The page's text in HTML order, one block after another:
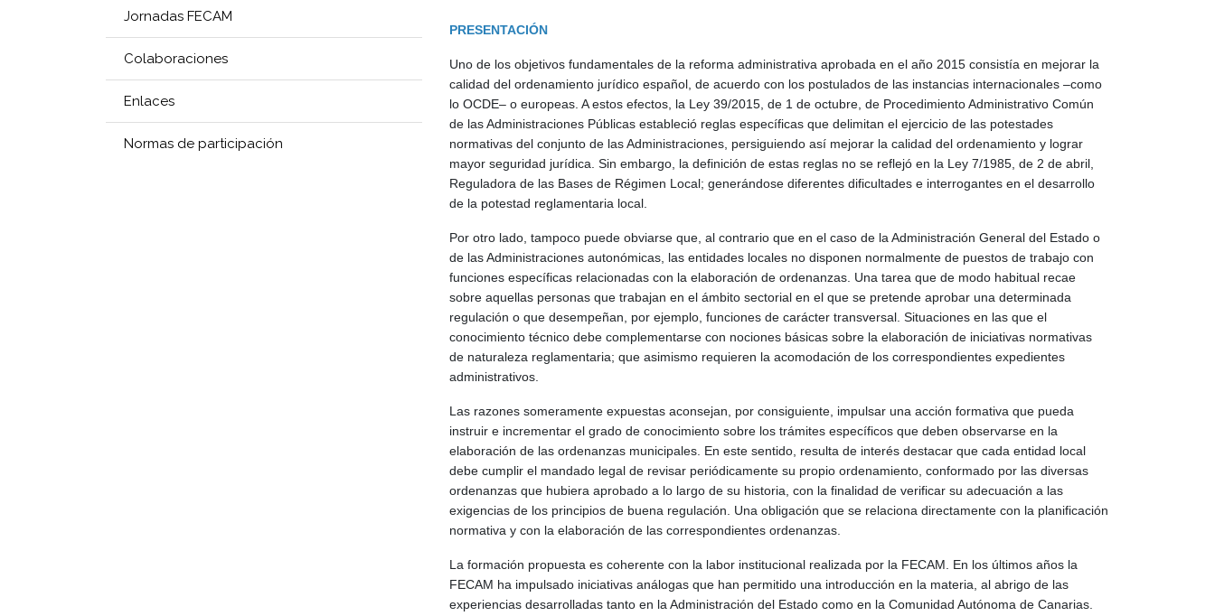
Jornadas FECAM
Colaboraciones
Enlaces
Normas de participación
PRESENTACIÓN
Uno de los objetivos fundamentales de la reforma administrativa aprobada en el año 2015 consistía en mejorar la
calidad del ordenamiento jurídico español, de acuerdo con los postulados de las instancias internacionales –como
lo OCDE– o europeas. A estos efectos, la Ley 39/2015, de 1 de octubre, de Procedimiento Administrativo Común
de las Administraciones Públicas estableció reglas específicas que delimitan el ejercicio de las potestades
normativas del conjunto de las Administraciones, persiguiendo así mejorar la calidad del ordenamiento y lograr
mayor seguridad jurídica. Sin embargo, la definición de estas reglas no se reflejó en la Ley 7/1985, de 2 de abril,
Reguladora de las Bases de Régimen Local; generándose diferentes dificultades e interrogantes en el desarrollo
de la potestad reglamentaria local.
Por otro lado, tampoco puede obviarse que, al contrario que en el caso de la Administración General del Estado o
de las Administraciones autonómicas, las entidades locales no disponen normalmente de puestos de trabajo con
funciones específicas relacionadas con la elaboración de ordenanzas. Una tarea que de modo habitual recae
sobre aquellas personas que trabajan en el ámbito sectorial en el que se pretende aprobar una determinada
regulación o que desempeñan, por ejemplo, funciones de carácter transversal. Situaciones en las que el
conocimiento técnico debe complementarse con nociones básicas sobre la elaboración de iniciativas normativas
de naturaleza reglamentaria; que asimismo requieren la acomodación de los correspondientes expedientes
administrativos.
Las razones someramente expuestas aconsejan, por consiguiente, impulsar una acción formativa que pueda
instruir e incrementar el grado de conocimiento sobre los trámites específicos que deben observarse en la
elaboración de las ordenanzas municipales. En este sentido, resulta de interés destacar que cada entidad local
debe cumplir el mandado legal de revisar periódicamente su propio ordenamiento, conformado por las diversas
ordenanzas que hubiera aprobado a lo largo de su historia, con la finalidad de verificar su adecuación a las
exigencias de los principios de buena regulación. Una obligación que se relaciona directamente con la planificación
normativa y con la elaboración de las correspondientes ordenanzas.
La formación propuesta es coherente con la labor institucional realizada por la FECAM. En los últimos años la
FECAM ha impulsado iniciativas análogas que han permitido una introducción en la materia, al abrigo de las
experiencias desarrolladas tanto en la Administración del Estado como en la Comunidad Autónoma de Canarias.